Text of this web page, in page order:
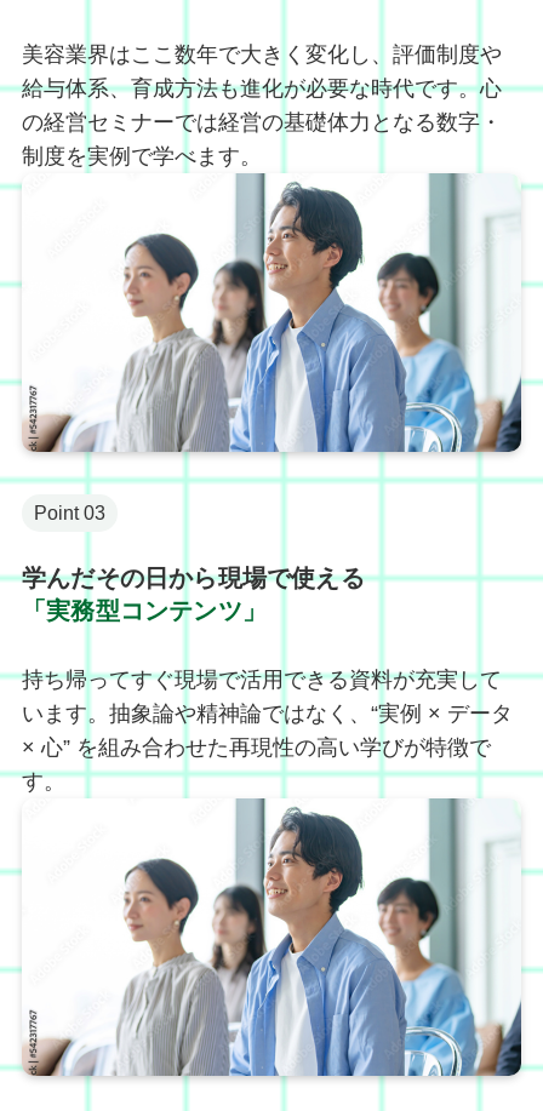
美容業界はここ数年で大きく変化し、評価制度や
給与体系、育成方法も進化が必要な時代です。心
の経営セミナーでは経営の基礎体力となる数字・
制度を実例で学べます。
Point 03
学んだその日から現場で使える
「実務型コンテンツ」
持ち帰ってすぐ現場で活用できる資料が充実して
います。抽象論や精神論ではなく、“実例 × データ
× 心” を組み合わせた再現性の高い学びが特徴で
す。